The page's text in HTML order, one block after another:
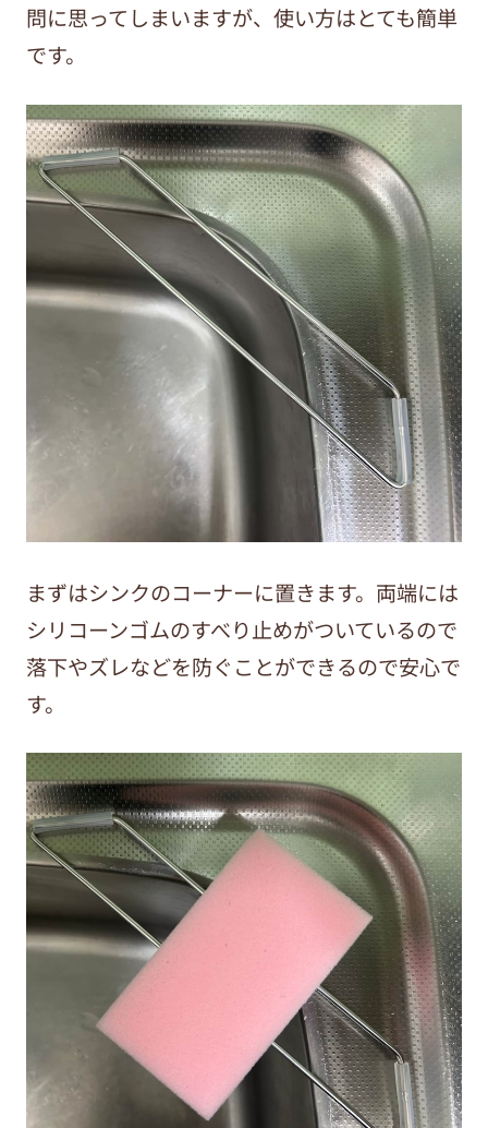
問に思ってしまいますが、使い方はとても簡単
です。
まずはシンクのコーナーに置きます。両端には
シリコーンゴムのすべり止めがついているので
落下やズレなどを防ぐことができるので安心で
す。